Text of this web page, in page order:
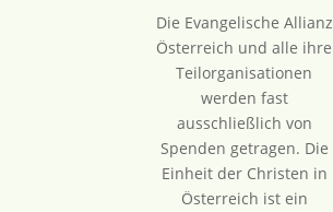
Die Evangelische Allianz
Österreich und alle ihre
Teilorganisationen
werden fast
ausschließlich von
Spenden getragen. Die
Einheit der Christen in
Österreich ist ein